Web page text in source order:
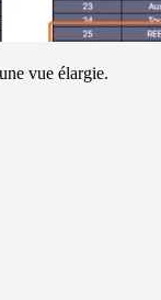
vue élargie.